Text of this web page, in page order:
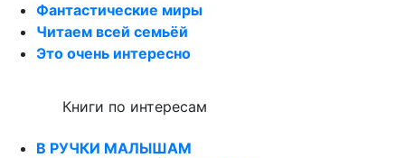
Фантастические миры
Читаем всей семьёй
Это очень интересно
Книги по интересам
В РУЧКИ МАЛЫШАМ